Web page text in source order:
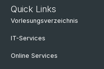
Quick Links
Vorlesungsverzeichnis
IT-Services
Online Services